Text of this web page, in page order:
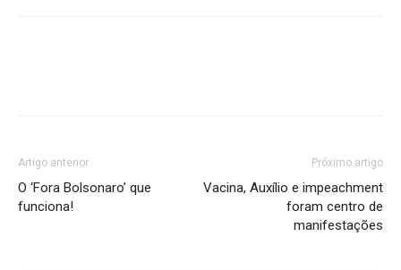
Artigo anterior
O ‘Fora Bolsonaro’ que
funciona!
Próximo artigo
Vacina, Auxílio e impeachment
foram centro de
manifestações